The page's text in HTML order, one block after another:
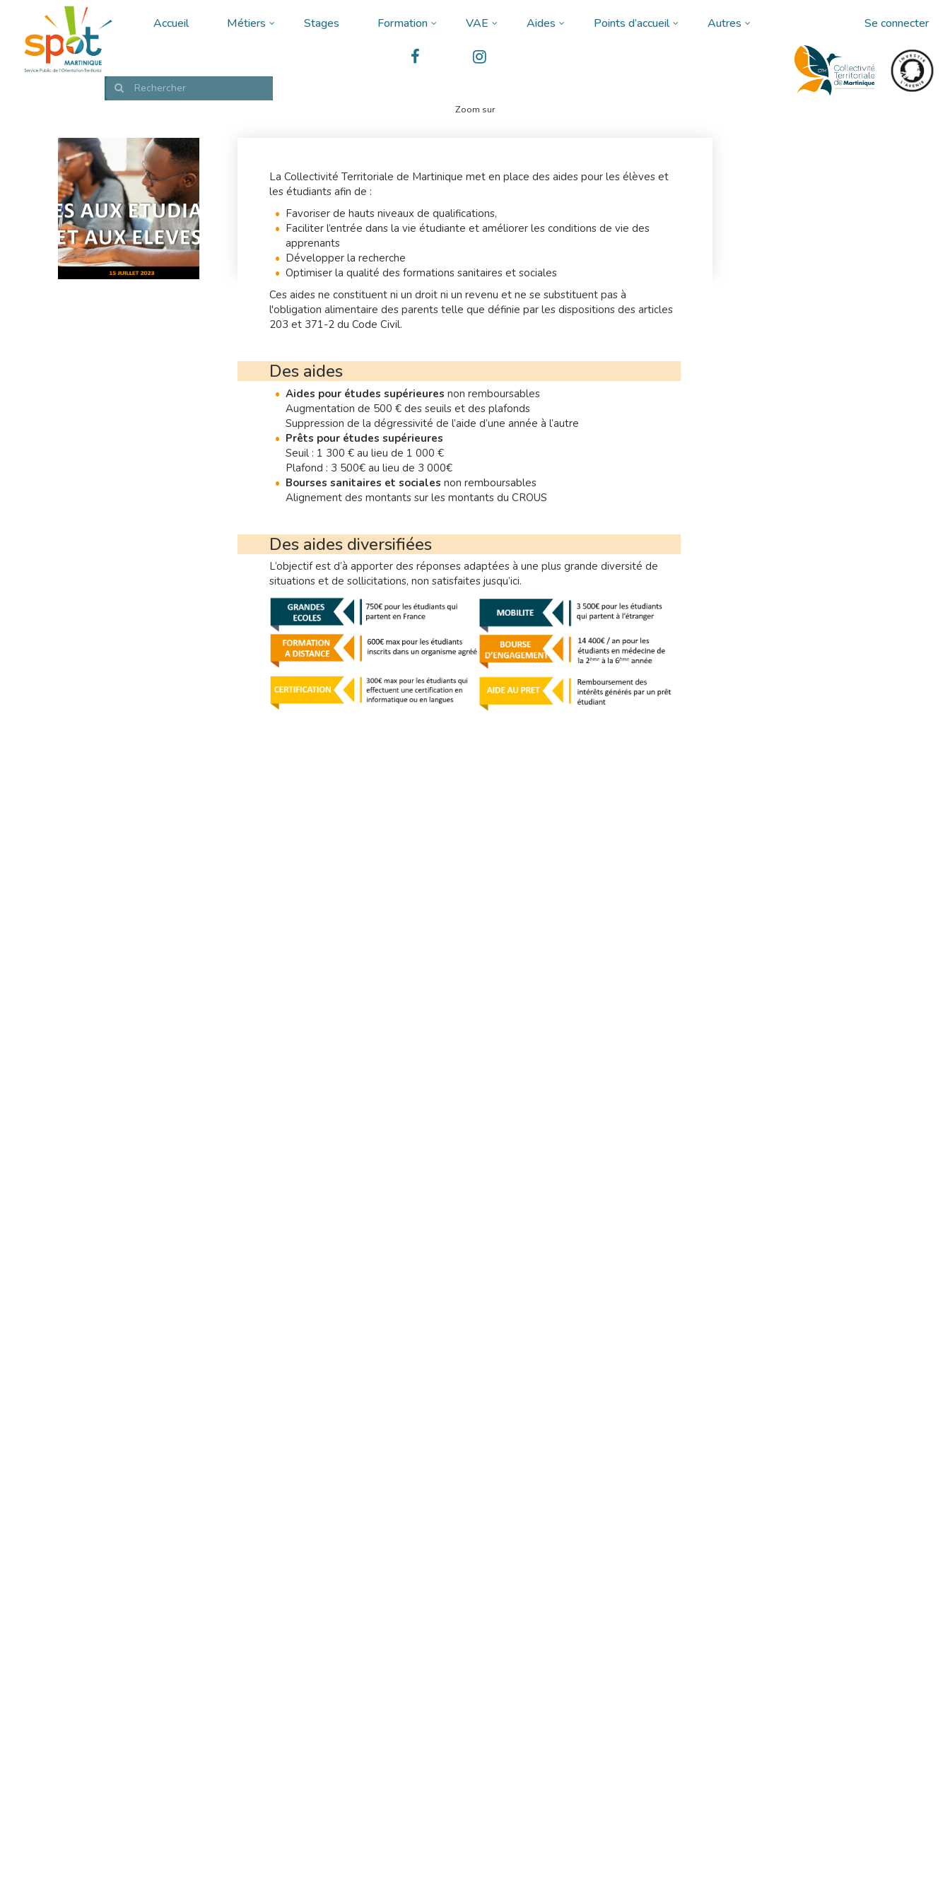
contenu
principal
Main
navigation
Accueil Métiers Stages Formation VAE Aides Points d’accueil Autres
User
account
menu
Se connecter
Formulaire
recherche
Rechercher
Zoom sur
La Collectivité Territoriale de Martinique met en place des aides pour les élèves et
les étudiants afin de :
Favoriser de hauts niveaux de qualifications,
Faciliter l’entrée dans la vie étudiante et améliorer les conditions de vie des
apprenants
Développer la recherche
Optimiser la qualité des formations sanitaires et sociales
Ces aides ne constituent ni un droit ni un revenu et ne se substituent pas à
l'obligation alimentaire des parents telle que définie par les dispositions des articles
203 et 371-2 du Code Civil.
Des aides
Aides pour études supérieures non remboursables
Augmentation de 500 € des seuils et des plafonds
Suppression de la dégressivité de l’aide d’une année à l’autre
Prêts pour études supérieures
Seuil : 1 300 € au lieu de 1 000 €
Plafond : 3 500€ au lieu de 3 000€
Bourses sanitaires et sociales non remboursables
Alignement des montants sur les montants du CROUS
Des aides diversifiées
L’objectif est d’à apporter des réponses adaptées à une plus grande diversité de
situations et de sollicitations, non satisfaites jusqu’ici.